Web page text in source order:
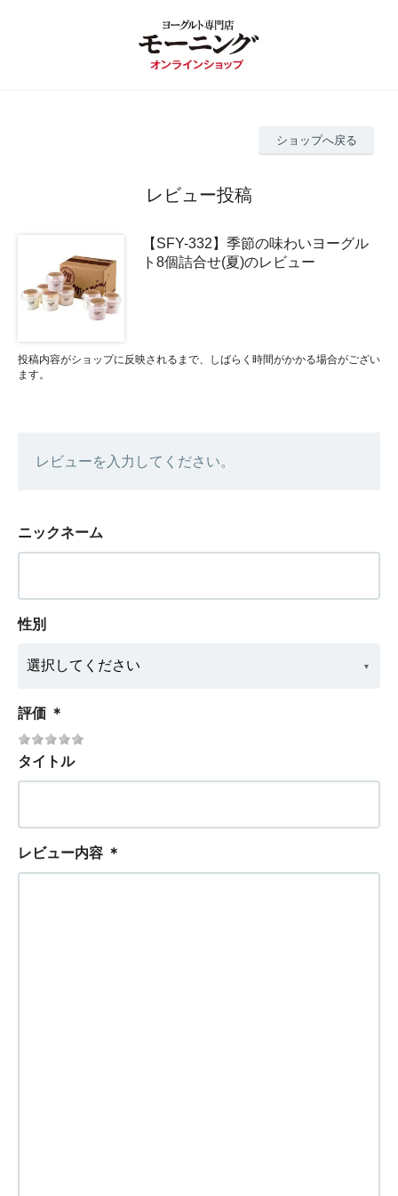
ショップへ戻る
レビュー投稿
【SFY-332】季節の味わいヨーグル
ト8個詰合せ(夏)のレビュー
投稿内容がショップに反映されるまで、しばらく時間がかかる場合がござい
ます。
レビューを入力してください。
ニックネーム
性別
評価 ＊
タイトル
レビュー内容 ＊